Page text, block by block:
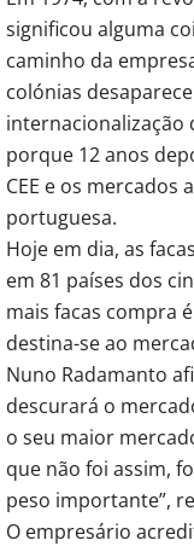
significou alguma
caminho da
colónias
internacionalização
porque 12 anos
CEE e os mercados
portuguesa.
Hoje em dia, as
em 81 países dos
mais facas compra
destina-se ao
Nuno Radamanto
descurará o
o seu maior
que não foi assim,
peso importante”,
O empresário